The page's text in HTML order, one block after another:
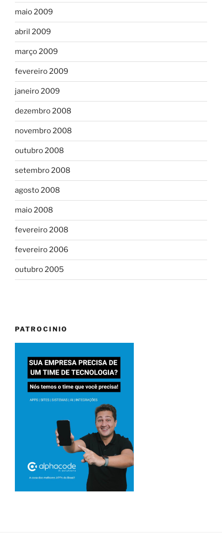
maio 2009
abril 2009
março 2009
fevereiro 2009
janeiro 2009
dezembro 2008
novembro 2008
outubro 2008
setembro 2008
agosto 2008
maio 2008
fevereiro 2008
fevereiro 2006
outubro 2005
PATROCINIO